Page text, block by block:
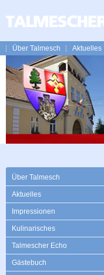
Über Talmesch Aktuelles
Über Talmesch
Aktuelles
Impressionen
Kulinarisches
Talmescher Echo
Gästebuch